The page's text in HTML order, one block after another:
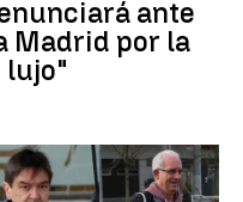
ante
Madrid por la
lujo"